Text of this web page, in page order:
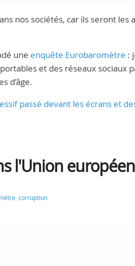
nos sociétés, car ils seront les
une enquête Eurobaromètre :
et des réseaux sociaux
d’âge.
passé devant les écrans et
l'Union
, corruption